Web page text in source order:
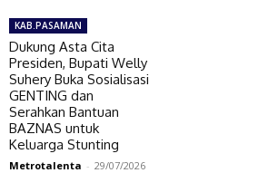
KAB.PASAMAN
Dukung Asta Cita
Presiden, Bupati Welly
Suhery Buka Sosialisasi
GENTING dan
Serahkan Bantuan
BAZNAS untuk
Keluarga Stunting
Metrotalenta - 29/07/2026